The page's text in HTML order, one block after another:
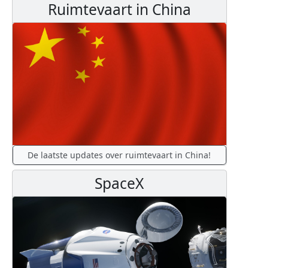
Ruimtevaart in China
De laatste updates over ruimtevaart in China!
SpaceX